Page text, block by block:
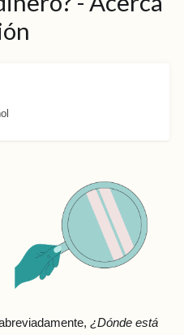
¿Dónde está